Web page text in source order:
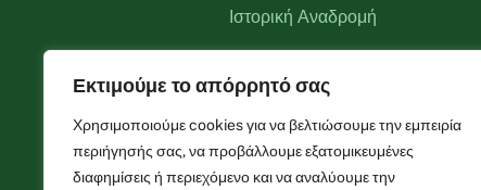
Εκτιμούμε το απόρρητό σας
Χρησιμοποιούμε cookies για να βελτιώσουμε την εμπειρία
περιήγησής σας, να προβάλλουμε εξατομικευμένες
διαφημίσεις ή περιεχόμενο και να αναλύουμε την
Ιστορική Αναδρομή
Αναγκαστικός Συνεταιρισμός Θεοδωριάνων
Φωτογραφίες